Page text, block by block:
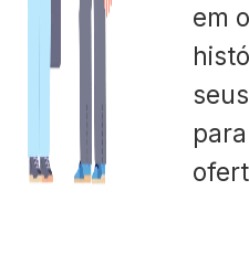
em